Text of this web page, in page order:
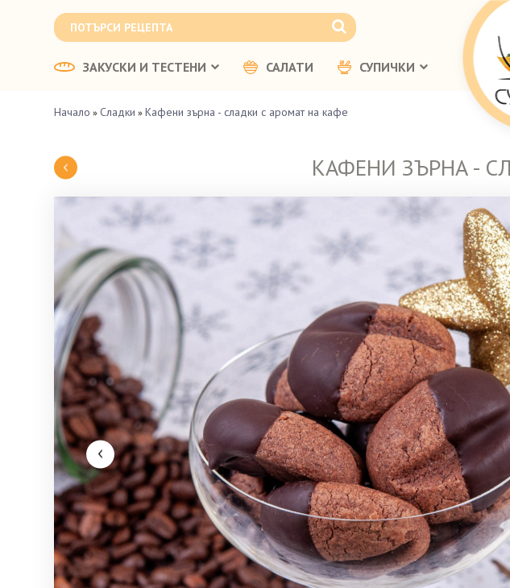
ЗАКУСКИ И ТЕСТЕНИ САЛАТИ СУПИЧКИ
Начало » Сладки » Кафени зърна - сладки с аромат на кафе
КАФЕНИ ЗЪРНА -